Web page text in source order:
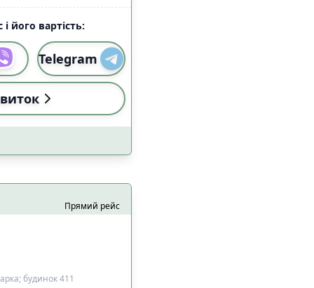
його вартість:
Telegram
Прямий рейс
будинок 411